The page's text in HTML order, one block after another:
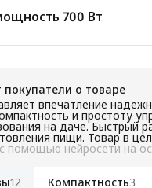
700 Вт
покупатели о товаре
впечатление
и простоту
на даче. Быстрый
пищи. Товар в
помощью нейросети на
12 Компактность3